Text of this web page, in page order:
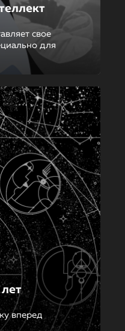
свое
для
вперед